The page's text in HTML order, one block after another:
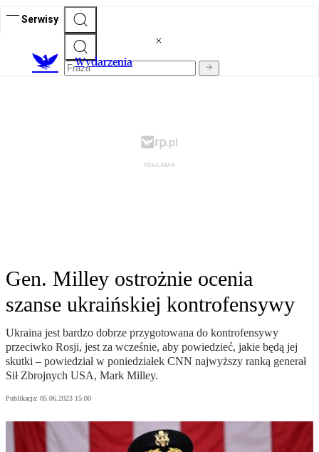
Serwisy
Wydarzenia
Gen. Milley ostrożnie ocenia
szanse ukraińskiej kontrofensywy
Ukraina jest bardzo dobrze przygotowana do kontrofensywy
przeciwko Rosji, jest za wcześnie, aby powiedzieć, jakie będą jej
skutki – powiedział w poniedziałek CNN najwyższy ranką generał
Sił Zbrojnych USA, Mark Milley.
Publikacja: 05.06.2023 15:00